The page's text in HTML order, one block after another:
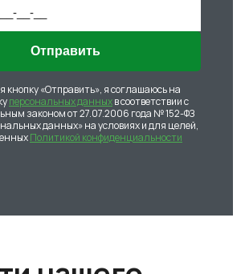
Отправить
кнопку «Отправить», я соглашаюсь на
персональных данныхв соответствии с
законом от 27.07.2006 года № 152-ФЗ
данных» на условиях и для целей,
Политикой конфиденциальности